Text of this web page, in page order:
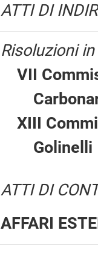
ATTI DI
Risoluzioni
VII
XIII
ATTI DI
AFFARI